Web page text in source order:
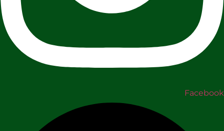
Facebook